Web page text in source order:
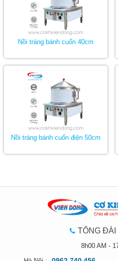
Nồi tráng bánh cuốn 40cm
Nồi tráng bánh cuốn điện 50cm
TỔNG ĐÀI
8h00 AM -